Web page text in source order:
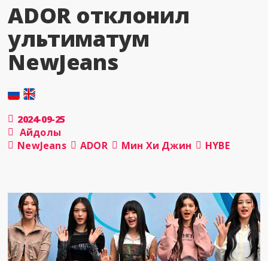
ADOR отклонил
ультиматум
NewJeans
2024-09-25
Айдолы
NewJeans
ADOR Мин Хи Джин HYBE